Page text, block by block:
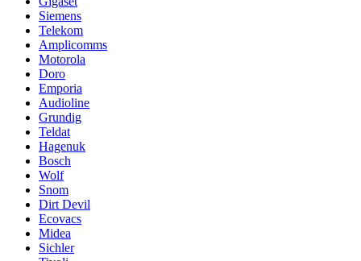
Siemens
Telekom
Amplicomms
Motorola
Doro
Emporia
Audioline
Grundig
Teldat
Hagenuk
Bosch
Wolf
Snom
Dirt Devil
Ecovacs
Midea
Sichler